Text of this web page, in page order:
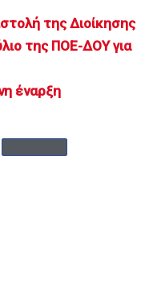
της Διοίκησης
της ΠΟΕ-ΔΟΥ για
έναρξη